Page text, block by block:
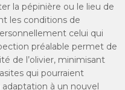
la pépinière ou le lieu de
les conditions de
celui qui
préalable permet de
de l’olivier, minimisant
qui pourraient
à un nouvel